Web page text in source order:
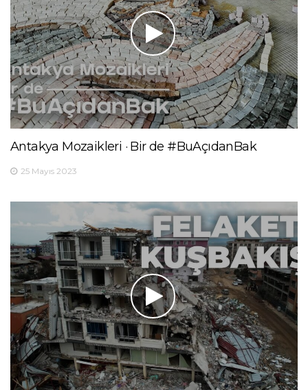
Antakya Mozaikleri · Bir de #BuAçıdanBak
25 Mayıs 2023